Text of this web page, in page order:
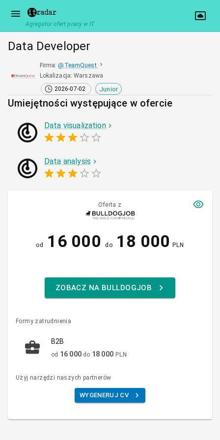
Agregator ofert pracy w IT
Data Developer
Firma: @ TeamQuest
Lokalizacja:Warszawa
2026-07-02
Junior
Umiejętności występujące w ofercie
Data visualization
Data analysis
Oferta z
od 16 000 do 18 000 PLN
ZOBACZ NA BULLDOGJOB
Formy zatrudnienia
B2B
od 16 000 do 18 000 PLN
Użyj narzędzi naszych partnerów
WYGENERUJ CV